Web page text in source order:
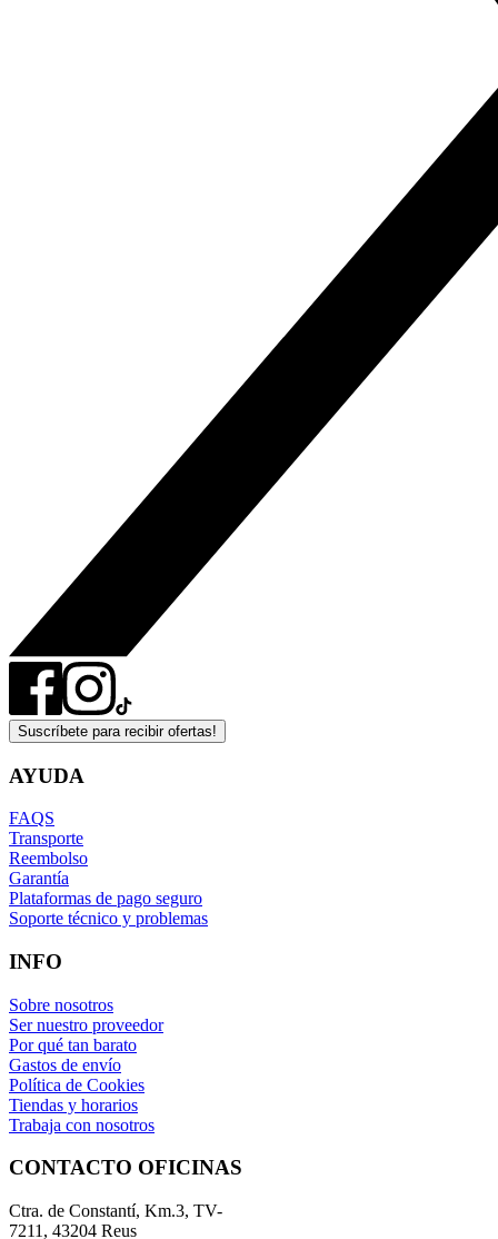
Suscríbete para recibir ofertas!
AYUDA
FAQS
Transporte
Reembolso
Garantía
Plataformas de pago seguro
Soporte técnico y problemas
INFO
Sobre nosotros
Ser nuestro proveedor
Por qué tan barato
Gastos de envío
Política de Cookies
Tiendas y horarios
Trabaja con nosotros
CONTACTO OFICINAS
Ctra. de Constantí, Km.3, TV-
7211, 43204 Reus